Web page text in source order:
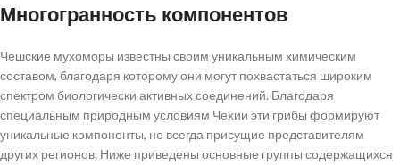
Научные исследования и перспективы
мухоморов
Перспективы применения мухоморов в
комплексной терапии
Выводы
Многогранность компонентов
Чешские мухоморы известны своим уникальным химическим
составом, благодаря которому они могут похвастаться широким
спектром биологически активных соединений. Благодаря
специальным природным условиям Чехии эти грибы формируют
уникальные компоненты, не всегда присущие представителям
других регионов. Ниже приведены основные группы содержащихся